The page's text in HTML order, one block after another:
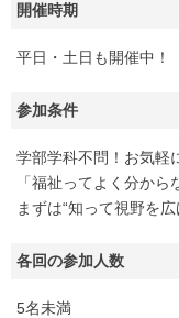
開催時期
平日・土日も開催中！
参加条件
学部学科不問！お気軽
「福祉ってよく分か
まずは“知って視野を
各回の参加人数
5名未満